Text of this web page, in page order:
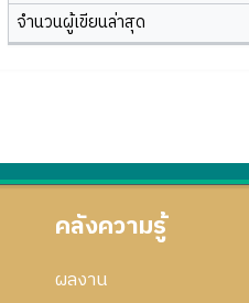
จำนวนผู้เขียนล่าสุด
คลังความรู้
ผลงาน